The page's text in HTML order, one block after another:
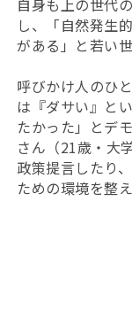
自身も上の世代
し、「自然発生
がある」と若い
呼びかけ人のひ
は『ダサい』と
たかった」とデ
さん（21歳・大
政策提言したり
ための環境を整